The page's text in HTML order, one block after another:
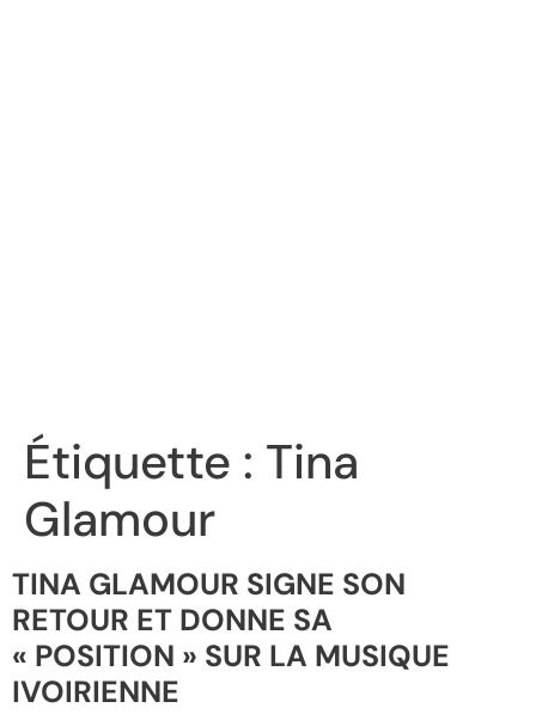
Étiquette : Tina
Glamour
TINA GLAMOUR SIGNE SON
RETOUR ET DONNE SA
« POSITION » SUR LA MUSIQUE
IVOIRIENNE